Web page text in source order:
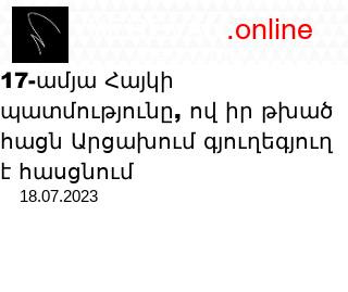
.online
17-ամյա Հայկի
պատմությունը, ով իր թխած
հացն Արցախում գյուղեգյուղ
է հասցնում
18.07.2023